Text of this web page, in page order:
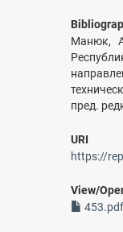
Манюк,
пред.
URI
https://
View/